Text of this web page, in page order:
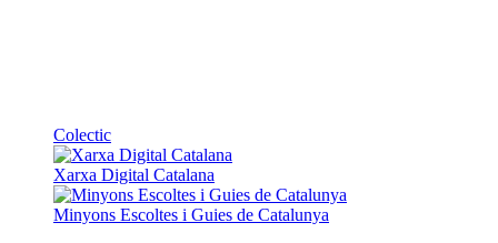
Colectic
Xarxa Digital Catalana
Minyons Escoltes i Guies de Catalunya